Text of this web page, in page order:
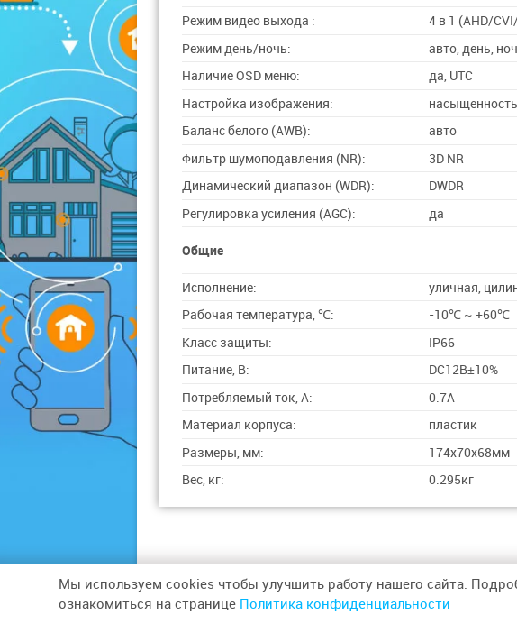
Режим видео выхода :
4 в 1 (AHD/
Режим день/ночь:
авто, день,
Наличие OSD меню:
да, UTC
Настройка изображения:
Баланс белого (AWB):
авто
Фильтр шумоподавления (NR):
3D NR
Динамический диапазон (WDR):
DWDR
Регулировка усиления (AGC):
да
Общие
Исполнение:
уличная,
Рабочая температура, ℃:
-10℃ ~ +60℃
Класс защиты:
IP66
Питание, В:
DC12В±10%
Потребляемый ток, А:
0.7А
Материал корпуса:
пластик
Размеры, мм:
174х70x68мм
Вес, кг:
0.295кг
© 2026,ООО «СИНТЕЗ БЕЗОПАСНОСТИ»
Мы используем cookies чтобы улучшить работу нашего сайта.
ознакомиться на странице Политика конфиденциальности